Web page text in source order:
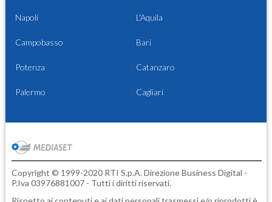
Napoli L'Aquila
Campobasso Bari
Potenza Catanzaro
Palermo Cagliari
Copyright © 1999-2020 RTI S.p.A. Direzione Business Digital -
P.Iva 03976881007 - Tutti i diritti riservati.